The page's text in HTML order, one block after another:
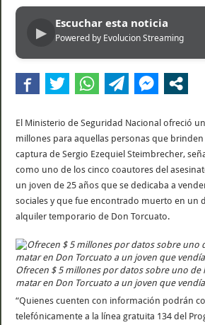
▶
Escuchar esta noticia
Powered by Evolucion Streaming
El Ministerio de Seguridad Nacional ofreció
millones para aquellas personas que
captura de Sergio Ezequiel Steimbrecher,
como uno de los cinco coautores del
un joven de 25 años que se dedicaba a
sociales y que fue encontrado muerto en un
alquiler temporario de Don Torcuato.
Ofrecen $ 5 millones por datos sobre uno de
matar en Don Torcuato a un joven que
“Quienes cuenten con información podrán
telefónicamente a la línea gratuita 134 del